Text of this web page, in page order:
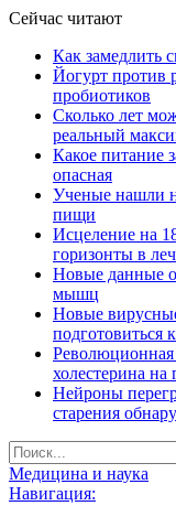
Сейчас читают
Как замедлить
Йогурт против
пробиотиков
Сколько лет
реальный
Какое питание
опасная
Ученые нашли
пищи
Исцеление на
горизонты в
Новые данные
мышц
Новые
подготовиться
Революционная
холестерина на
Нейроны
старения
Медицина и наука
Навигация: